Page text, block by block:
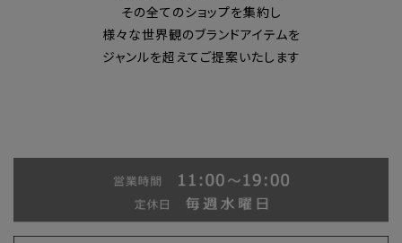
その全てのショップを集約し
様々な世界観のブランドアイテムを
ジャンルを超えてご提案いたします